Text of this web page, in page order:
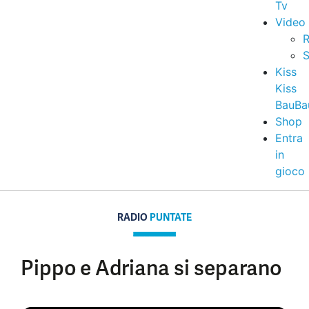
Tv
Video
Kiss
Kiss
Shop
Entra
in
gioco
RADIO PUNTATE
Pippo e Adriana si separano